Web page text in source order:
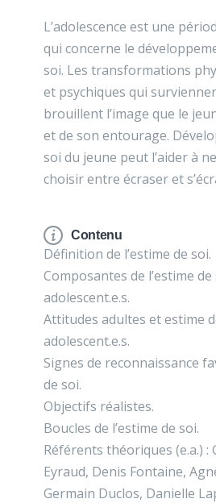
L’adolescence est une
qui concerne le
soi. Les transformations
et psychiques qui
brouillent l’image que le
et de son entourage.
soi du jeune peut l’aider à
choisir entre écraser et
Contenu
Définition de l’estime de soi.
Composantes de l’estime
adolescent.e.s.
Attitudes adultes et estime
adolescent.e.s.
Signes de reconnaissance
de soi.
Objectifs réalistes.
Boucles de l’estime de soi.
Référents théoriques (e.a.) :
Eyraud, Denis Fontaine,
Germain Duclos, Danielle